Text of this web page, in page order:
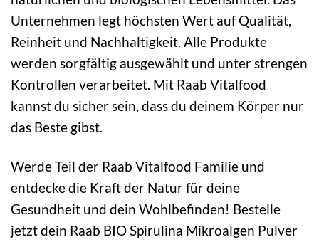
Unternehmen legt höchsten Wert auf Qualität,
Reinheit und Nachhaltigkeit. Alle Produkte
werden sorgfältig ausgewählt und unter strengen
Kontrollen verarbeitet. Mit Raab Vitalfood
kannst du sicher sein, dass du deinem Körper nur
das Beste gibst.
Werde Teil der Raab Vitalfood Familie und
entdecke die Kraft der Natur für deine
Gesundheit und dein Wohlbefinden! Bestelle
jetzt dein Raab BIO Spirulina Mikroalgen Pulver